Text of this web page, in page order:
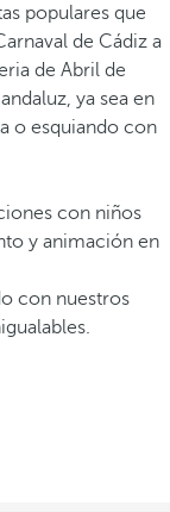
populares que
de Cádiz a
de Abril de
ya sea en
o esquiando con
con niños
y animación en
con nuestros